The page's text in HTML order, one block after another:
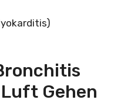
Gehen